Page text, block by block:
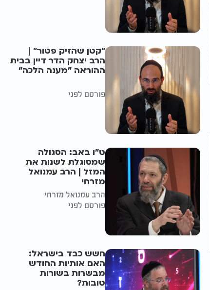
"קטן שהזיק פטור" |
הרב יצחק הדר דיין בבית
ההוראה "מענה הלכה"
פורסם לפני
ט"ו באב: הסגולה
שמסוגלת לשנות את
המזל | הרב עמנואל
מזרחי
הרב עמנואל מזרחי
פורסם לפני
חשש כבד בישראל:
האם אותיות החודש
מבשרות בשורות
טובות?